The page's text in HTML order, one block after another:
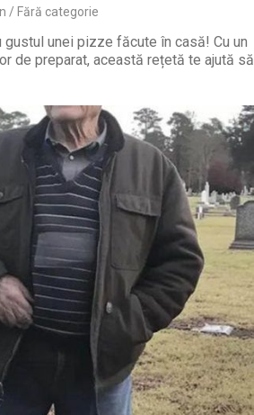
Fără categorie
gustul unei pizze făcute în casă! Cu un
de preparat, această rețetă te ajută să